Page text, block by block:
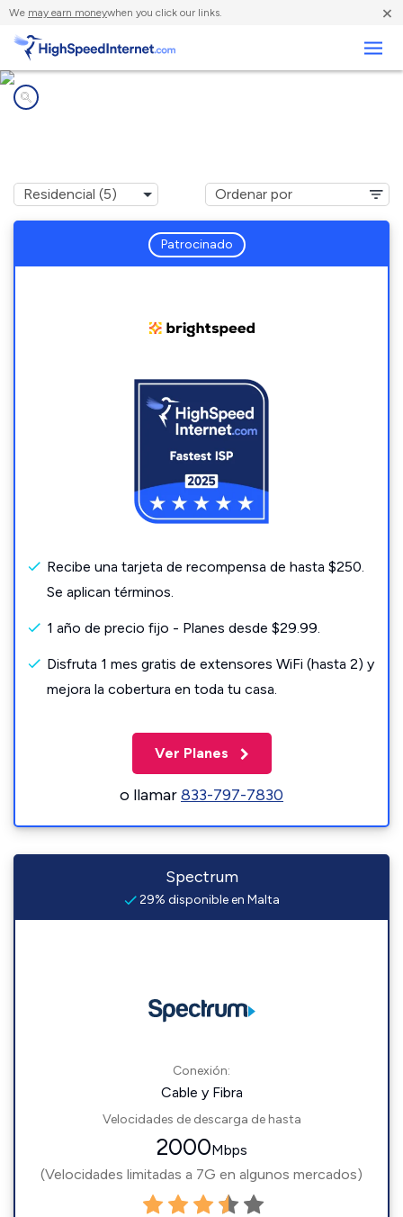
We may earn moneywhen you click our links. ×
Patrocinado
Recibe una tarjeta de recompensa de hasta $250.
Se aplican términos.
1 año de precio fijo - Planes desde $29.99.
Disfruta 1 mes gratis de extensores WiFi (hasta 2) y
mejora la cobertura en toda tu casa.
Ver Planes
o llamar833-797-7830
Spectrum
29% disponible en Malta
Conexión:
Cable y Fibra
Velocidades de descarga de hasta
2000Mbps
(Velocidades limitadas a 7G en algunos mercados)